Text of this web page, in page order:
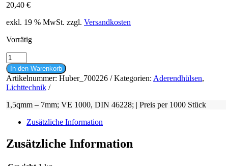
20,40 €
exkl. 19 % MwSt. zzgl. Versandkosten
Vorrätig
Aderendhülse,
versilbert
Menge
In den Warenkorb
Artikelnummer: Huber_700226 Kategorien: Aderendhülsen,
Lichttechnik
1,5qmm – 7mm; VE 1000, DIN 46228; | Preis per 1000 Stück
Zusätzliche Information
Zusätzliche Information